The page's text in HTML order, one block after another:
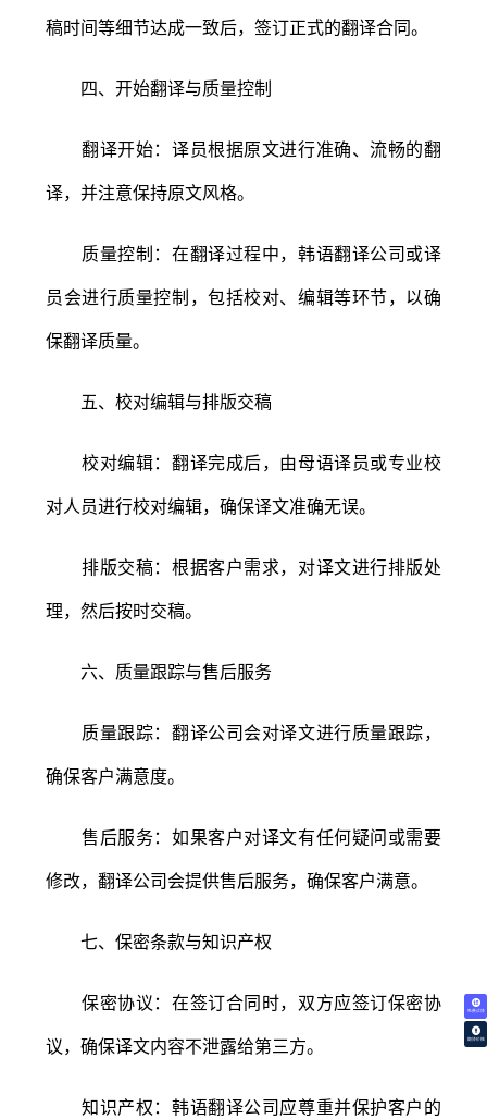
免费试译
翻译价格
稿时间等细节达成一致后，签订正式的翻译合同。
四、开始翻译与质量控制
翻译开始：译员根据原文进行准确、流畅的翻
译，并注意保持原文风格。
质量控制：在翻译过程中，韩语翻译公司或译
员会进行质量控制，包括校对、编辑等环节，以确
保翻译质量。
五、校对编辑与排版交稿
校对编辑：翻译完成后，由母语译员或专业校
对人员进行校对编辑，确保译文准确无误。
排版交稿：根据客户需求，对译文进行排版处
理，然后按时交稿。
六、质量跟踪与售后服务
质量跟踪：翻译公司会对译文进行质量跟踪，
确保客户满意度。
售后服务：如果客户对译文有任何疑问或需要
修改，翻译公司会提供售后服务，确保客户满意。
七、保密条款与知识产权
保密协议：在签订合同时，双方应签订保密协
议，确保译文内容不泄露给第三方。
知识产权：韩语翻译公司应尊重并保护客户的